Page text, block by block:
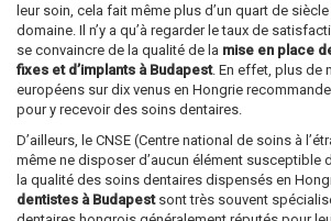
leur soin, cela fait même plus d’un quart de
domaine. Il n’y a qu’à regarder le taux de
se convaincre de la qualité de la mise en place
fixes et d’implants à Budapest. En effet, plus de
européens sur dix venus en Hongrie
pour y recevoir des soins dentaires.
D’ailleurs, le CNSE (Centre national de soins à
même ne disposer d’aucun élément susceptible
la qualité des soins dentaires dispensés en
dentistes à Budapestsont très souvent